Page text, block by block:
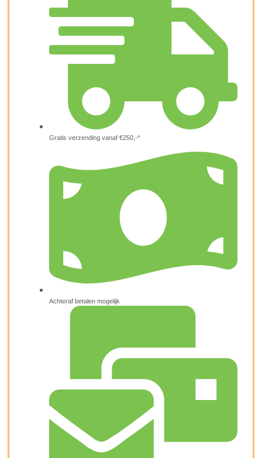
Gratis verzending vanaf €250,-*
Achteraf betalen mogelijk